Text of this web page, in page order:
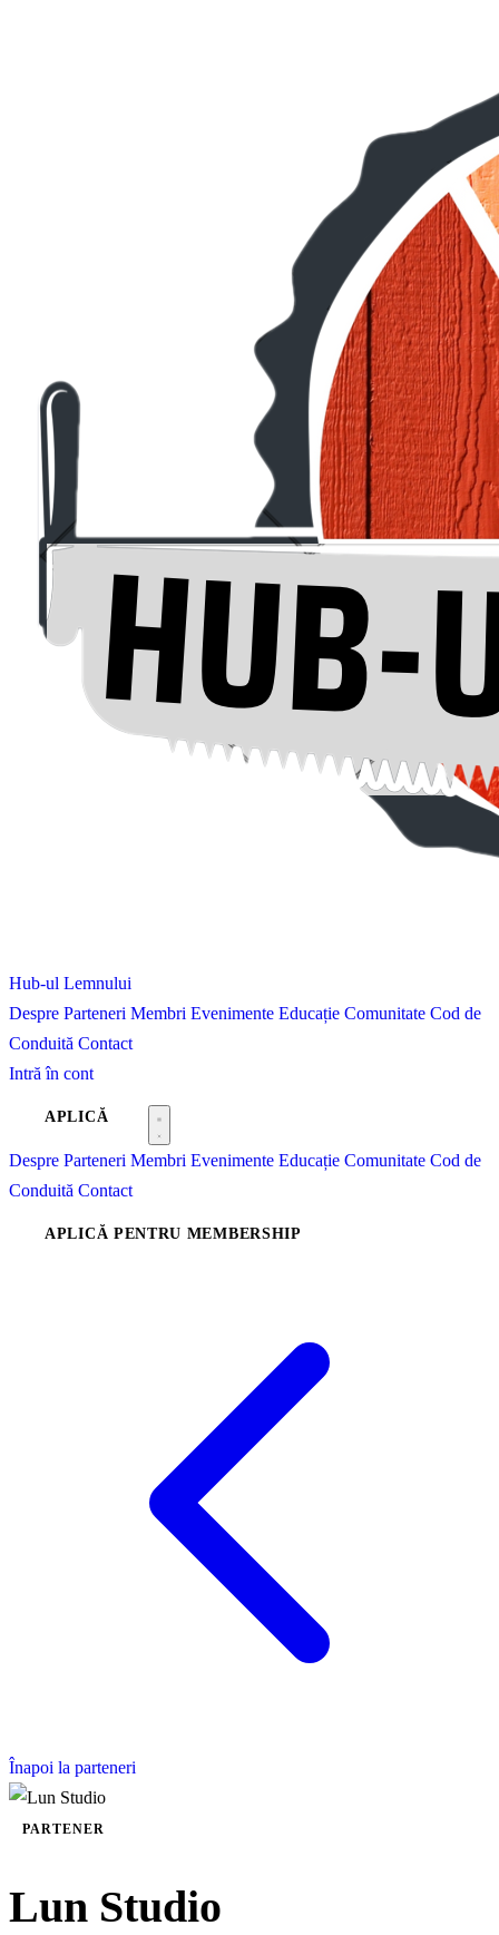
Hub-ul Lemnului
Despre Parteneri Membri Evenimente Educație Comunitate Cod de
Conduită Contact
Intră în cont
APLICĂ
Despre Parteneri Membri Evenimente Educație Comunitate Cod de
Conduită Contact
APLICĂ PENTRU MEMBERSHIP
Înapoi la parteneri
PARTENER
Lun Studio